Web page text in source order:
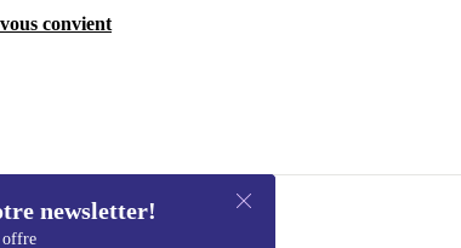
convient
newsletter!
offre